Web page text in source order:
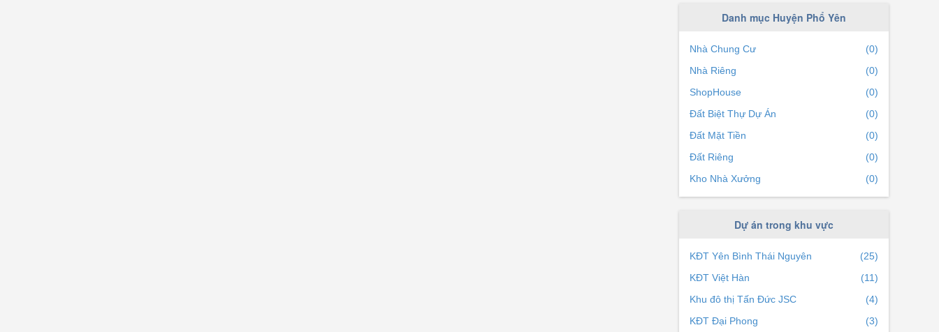
Xã Đông Cao
Xã Trung Thành
(0)
Xã Minh Đức
(0)
Danh mục Huyện Phổ Yên
Nhà Chung Cư
(0)
Nhà Riêng
(0)
ShopHouse
(0)
Đất Biệt Thự Dự Án
(0)
Đất Mặt Tiền
(0)
Đất Riêng
(0)
Kho Nhà Xưởng
(0)
Dự án trong khu vực
KĐT Yên Bình Thái Nguyên
(25)
KĐT Việt Hàn
(11)
Khu đô thị Tấn Đức JSC
(4)
KĐT Đại Phong
(3)